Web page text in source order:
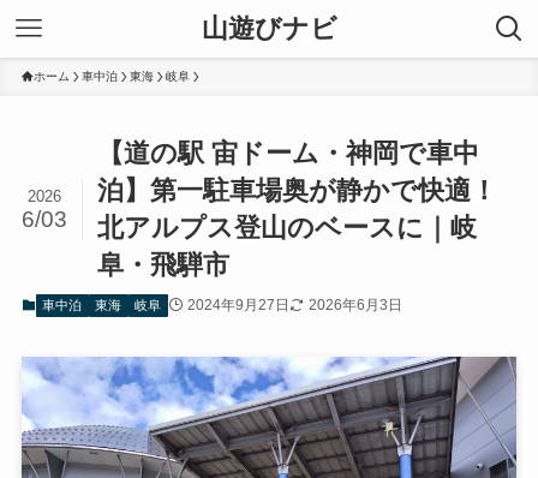
山遊びナビ
ホーム 車中泊 東海 岐阜
【道の駅 宙ドーム・神岡で車中
泊】第一駐車場奥が静かで快適！
北アルプス登山のベースに｜岐
阜・飛騨市
2026
6/03
車中泊 東海 岐阜 2024年9月27日 2026年6月3日